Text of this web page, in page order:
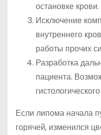
остановке крови.
Исключение
внутреннего
работы прочих
Разработка
пациента.
Если липома начала
горячей, изменился